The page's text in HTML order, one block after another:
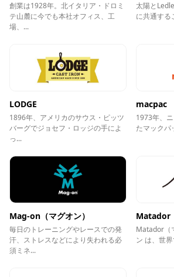
創業は1928年。北イタリア・ドロミ
テ山麓に今でも本社オフィス、工
場、...
太陽と
に共通する
LODGE
1896年、アメリカのサウス・ピッツ
バーグでジョセフ・ロッジの手によ
っ...
macpac
1973年、
たマックパ
Mag-on（マグオン）
毎日のトレーニングやレースでの発
汗、ストレスなどにより失われる必
須ミネ...
Matador
Matador（
ン は、世